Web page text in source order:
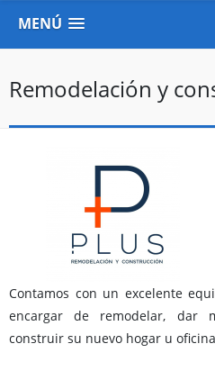
MENÚ
Remodelación y
Contamos con un excelente
encargar de remodelar, dar
construir su nuevo hogar u